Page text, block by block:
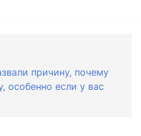
причину, почему
особенно если у вас